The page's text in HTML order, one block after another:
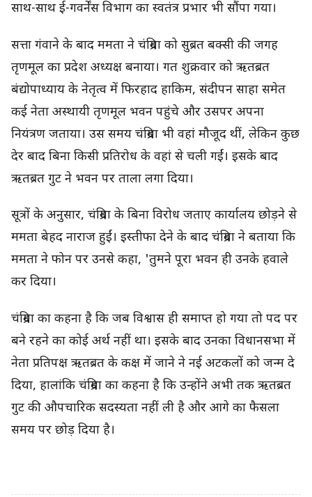
साथ-साथ ई-गवर्नेंस विभाग का स्वतंत्र प्रभार भी सौंपा गया।
सत्ता गंवाने के बाद ममता ने चंद्रिमा को सुब्रत बक्सी की जगह
तृणमूल का प्रदेश अध्यक्ष बनाया। गत शुक्रवार को ऋतब्रत
बंद्योपाध्याय के नेतृत्व में फिरहाद हाकिम, संदीपन साहा समेत
कई नेता अस्थायी तृणमूल भवन पहुंचे और उसपर अपना
नियंत्रण जताया। उस समय चंद्रिमा भी वहां मौजूद थीं, लेकिन कुछ
देर बाद बिना किसी प्रतिरोध के वहां से चली गईं। इसके बाद
ऋतब्रत गुट ने भवन पर ताला लगा दिया।
सूत्रों के अनुसार, चंद्रिमा के बिना विरोध जताए कार्यालय छोड़ने से
ममता बेहद नाराज हुईं। इस्तीफा देने के बाद चंद्रिमा ने बताया कि
ममता ने फोन पर उनसे कहा, 'तुमने पूरा भवन ही उनके हवाले
कर दिया।
चंद्रिमा का कहना है कि जब विश्वास ही समाप्त हो गया तो पद पर
बने रहने का कोई अर्थ नहीं था। इसके बाद उनका विधानसभा में
नेता प्रतिपक्ष ऋतब्रत के कक्ष में जाने ने नई अटकलों को जन्म दे
दिया, हालांकि चंद्रिमा का कहना है कि उन्होंने अभी तक ऋतब्रत
गुट की औपचारिक सदस्यता नहीं ली है और आगे का फैसला
समय पर छोड़ दिया है।